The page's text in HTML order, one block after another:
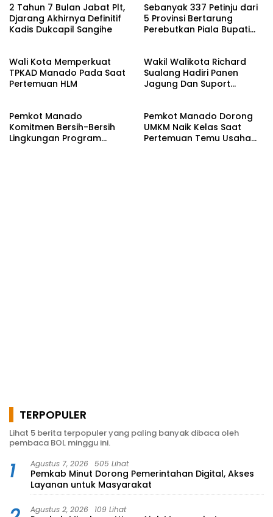
2 Tahun 7 Bulan Jabat Plt,
Djarang Akhirnya Definitif
Kadis Dukcapil Sangihe
Sebanyak 337 Petinju dari
5 Provinsi Bertarung
Perebutkan Piala Bupati
Wali Kota Memperkuat
TPKAD Manado Pada Saat
Pertemuan HLM
Wakil Walikota Richard
Sualang Hadiri Panen
Jagung Dan Suport
Pemkot Manado
Komitmen Bersih-Bersih
Lingkungan Program
Pemkot Manado Dorong
UMKM Naik Kelas Saat
Pertemuan Temu Usaha
TERPOPULER
Lihat 5 berita terpopuler yang paling banyak dibaca oleh
pembaca BOL minggu ini.
1 Agustus 7, 2026 505 Lihat
Pemkab Minut Dorong Pemerintahan Digital, Akses
Layanan untuk Masyarakat
Agustus 2, 2026 109 Lihat